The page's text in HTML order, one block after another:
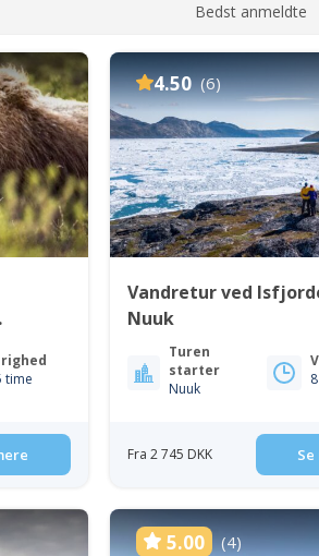
Bedst anmeldte
time
4.50 (6)
Vandretur ved
Nuuk
Turen
starter
Nuuk
Fra 2 745 DKK
5.00 (4)